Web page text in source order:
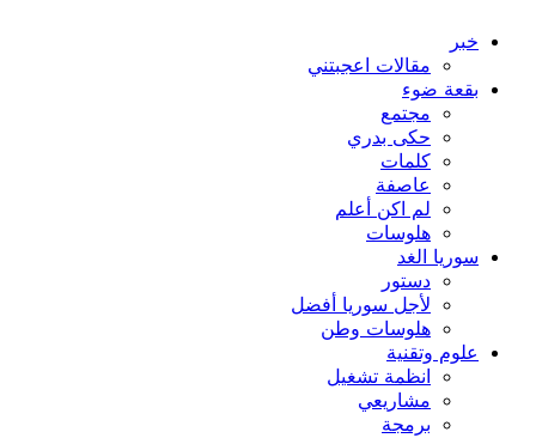
خبر
مقالات اعجبتني
بقعة ضوء
مجتمع
حكى بدري
كلمات
عاصفة
لم اكن أعلم
هلوسات
سوريا الغد
دستور
لأجل سوريا أفضل
هلوسات وطن
علوم وتقنية
انظمة تشغيل
مشاريعي
برمجة